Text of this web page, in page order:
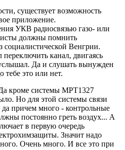
существует возможность
приложение.
УКВ радиосвязью газо- или
должны помнить
социалистической Венгрии.
канал, двигаясь
Да и слушать вынужден
тебе это или нет.
кроме системы МРТ1327
Но для этой системы связи
да причем много - контрольные
постоянно греть воздух... А
в первую очередь
Значит надо
Очень много. И все это при